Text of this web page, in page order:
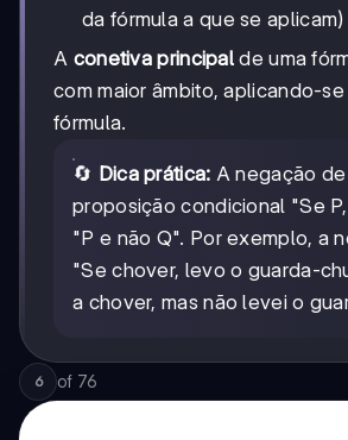
da fórmula a que se aplicam)
A conetiva principal de uma
com maior âmbito, aplicando-
fórmula.
🔄 Dica prática: A negação de
proposição condicional "Se
"P e não Q". Por exemplo, a
"Se chover, levo o guarda-
a chover, mas não levei o
6 of 76